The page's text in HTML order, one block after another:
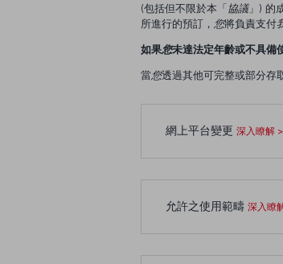
(包括但不限於本「 協議」) 的
所進行的預訂， 您將負責支付
如果您未達法定年齡或不具備
當您透過其他可完整或部分存
網上平台變更 深入瞭解
允許之使用範疇 深入瞭